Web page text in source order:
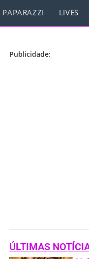
PAPARAZZI LIVES
Publicidade:
ÚLTIMAS